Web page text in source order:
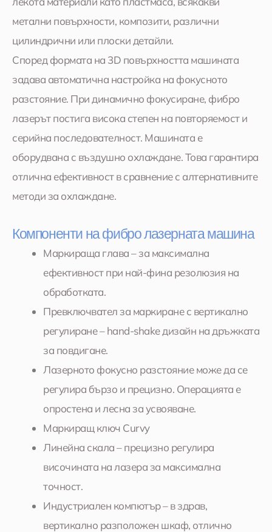
метални повърхности, композити, различни
цилиндрични или плоски детайли.
Според формата на 3D повърхността машината
задава автоматична настройка на фокусното
разстояние. При динамично фокусиране, фибро
лазерът постига висока степен на повторяемост и
серийна последователност. Машината е
оборудвана с въздушно охлаждане. Това гарантира
отлична ефективност в сравнение с алтернативните
методи за охлаждане.
Компоненти на фибро лазерната машина
Маркираща глава – за максимална
ефективност при най-фина резолюзия на
обработката.
Превключвател за маркиране с вертикално
регулиране – hand-shake дизайн на дръжката
за повдигане.
Лазерното фокусно разстояние може да се
регулира бързо и прецизно. Операцията е
опростена и лесна за усвояване.
Маркиращ ключ Curvy
Линейна скала – прецизно регулира
височината на лазера за максимална
точност.
Индустриален компютър – в здрав,
вертикално разположен шкаф, отлично